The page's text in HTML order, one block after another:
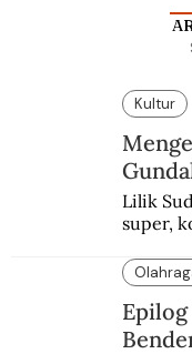
Kultur
Lilik
super,
Epilog